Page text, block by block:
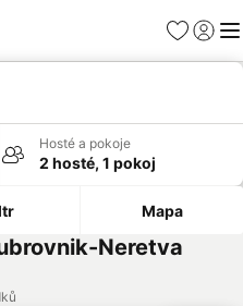
Oblíbené
Hosté a pokoje
2 hosté, 1 pokoj
Mapa
Neretva